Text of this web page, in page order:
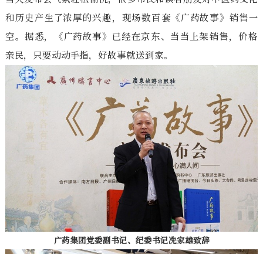
和历史产生了浓厚的兴趣，现场数百套《广药故事》销售一
空。据悉，《广药故事》已经在京东、当当上架销售，价格
亲民，只要动动手指，好故事就送到家。
广药集团党委副书记、纪委书记冼家雄致辞